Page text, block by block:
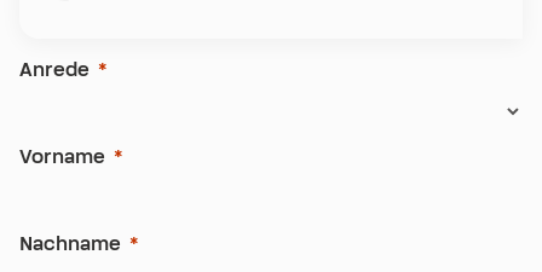
Anrede
Vorname
Nachname